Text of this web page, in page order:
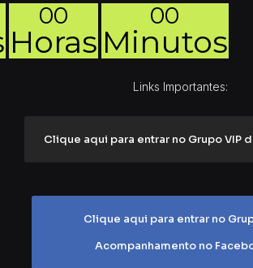
00
Horas
00
Minutos
Links Importantes:
Clique aqui para entrar no Grupo VIP
Clique aqui para entrar no
Acompanhamento no